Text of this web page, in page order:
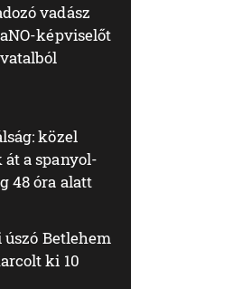
vadász
képviselőt
közel
a spanyol-
48 óra alatt
Betlehem
ki 10